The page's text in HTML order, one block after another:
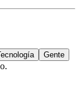
Gente
.